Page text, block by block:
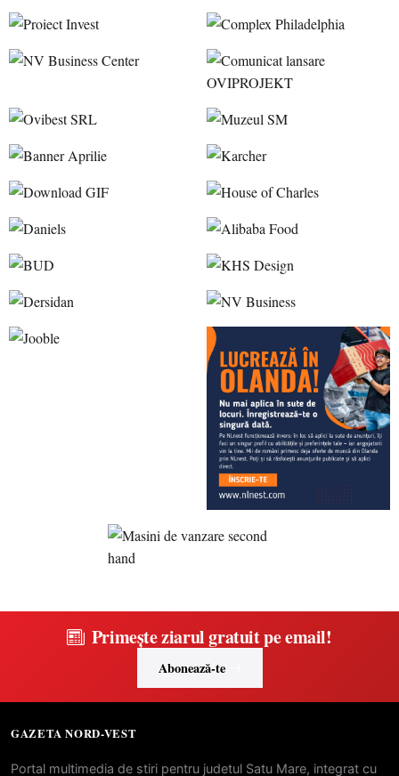
Primește ziarul gratuit pe email!
Abonează-te
GAZETA NORD-VEST
Portal multimedia de stiri pentru judetul Satu Mare, integrat cu